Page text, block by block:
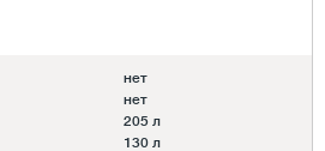
нет
нет
205 л
130 л